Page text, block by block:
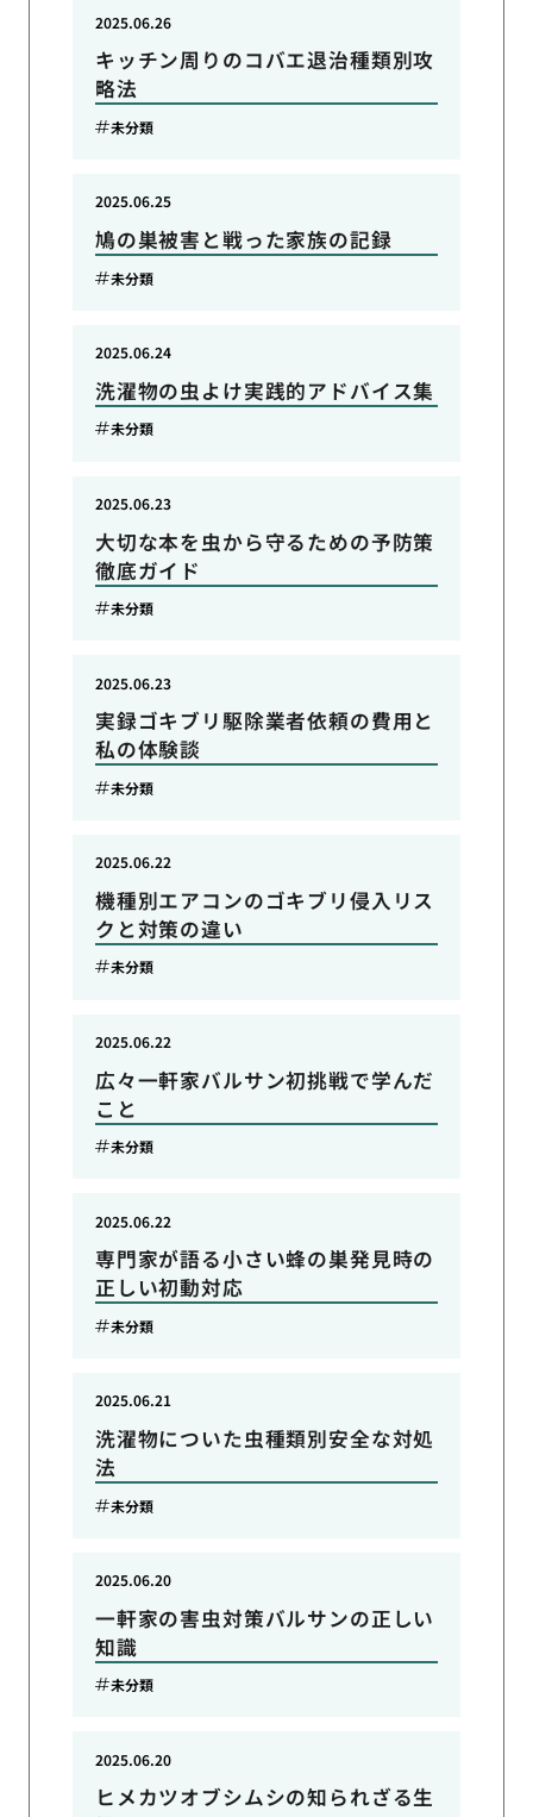
キッチン周りのコバエ退治種類別攻
略法
2025.06.26
未分類
鳩の巣被害と戦った家族の記録
2025.06.25
未分類
洗濯物の虫よけ実践的アドバイス集
2025.06.24
未分類
大切な本を虫から守るための予防策
徹底ガイド
2025.06.23
未分類
実録ゴキブリ駆除業者依頼の費用と
私の体験談
2025.06.23
未分類
機種別エアコンのゴキブリ侵入リス
クと対策の違い
2025.06.22
未分類
広々一軒家バルサン初挑戦で学んだ
こと
2025.06.22
未分類
専門家が語る小さい蜂の巣発見時の
正しい初動対応
2025.06.22
未分類
洗濯物についた虫種類別安全な対処
法
2025.06.21
未分類
一軒家の害虫対策バルサンの正しい
知識
2025.06.20
未分類
ヒメカツオブシムシの知られざる生
2025.06.20